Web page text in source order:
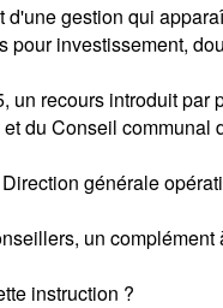
gestion qui
investissement,
un recours introduit
du Conseil
générale
un
instruction ?